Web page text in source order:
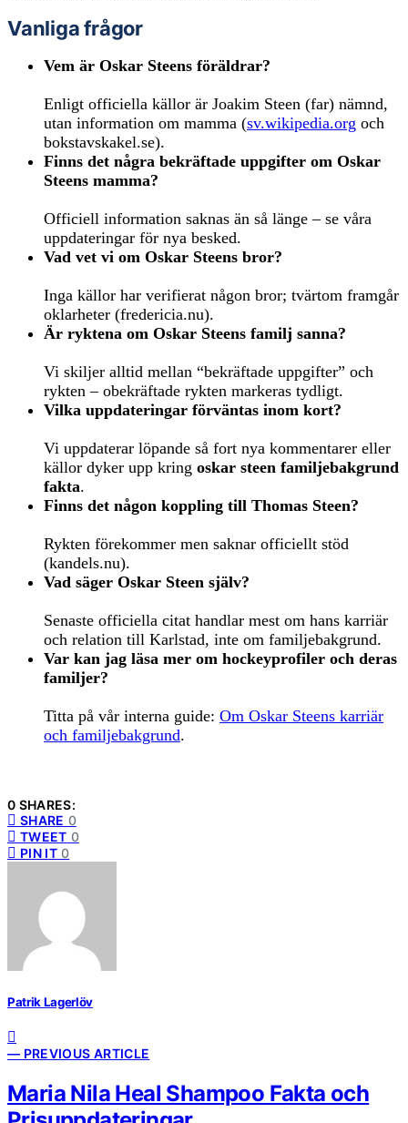
Vanliga frågor
Vem är Oskar Steens föräldrar?
Enligt officiella källor är Joakim Steen (far) nämnd,
utan information om mamma (sv.wikipedia.org och
bokstavskakel.se).
Finns det några bekräftade uppgifter om Oskar
Steens mamma?
Officiell information saknas än så länge – se våra
uppdateringar för nya besked.
Vad vet vi om Oskar Steens bror?
Inga källor har verifierat någon bror; tvärtom framgår
oklarheter (fredericia.nu).
Är ryktena om Oskar Steens familj sanna?
Vi skiljer alltid mellan “bekräftade uppgifter” och
rykten – obekräftade rykten markeras tydligt.
Vilka uppdateringar förväntas inom kort?
Vi uppdaterar löpande så fort nya kommentarer eller
källor dyker upp kring oskar steen familjebakgrund
fakta.
Finns det någon koppling till Thomas Steen?
Rykten förekommer men saknar officiellt stöd
(kandels.nu).
Vad säger Oskar Steen själv?
Senaste officiella citat handlar mest om hans karriär
och relation till Karlstad, inte om familjebakgrund.
Var kan jag läsa mer om hockeyprofiler och deras
familjer?
Titta på vår interna guide: Om Oskar Steens karriär
och familjebakgrund.
0 SHARES:
SHARE 0
TWEET 0
PIN IT 0
Patrik Lagerlöv
— PREVIOUS ARTICLE
Maria Nila Heal Shampoo Fakta och